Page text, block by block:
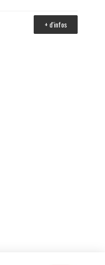
+ d'infos